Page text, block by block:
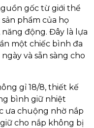
gốc từ giới thể
phẩm của họ
động. Đây là lựa
một chiếc bình đa
và sẵn sàng cho
gỉ 18/8, thiết kế
bình giữ nhiệt
ưa chuộng nhờ nắp
cho nắp không bị